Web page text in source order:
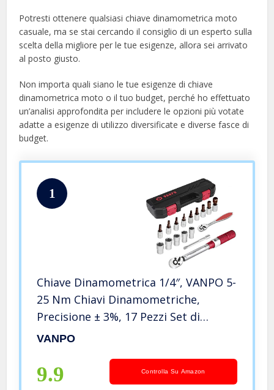
Potresti ottenere qualsiasi chiave dinamometrica moto
casuale, ma se stai cercando il consiglio di un esperto sulla
scelta della migliore per le tue esigenze, allora sei arrivato
al posto giusto.
Non importa quali siano le tue esigenze di chiave
dinamometrica moto o il tuo budget, perché ho effettuato
un’analisi approfondita per includere le opzioni più votate
adatte a esigenze di utilizzo diversificate e diverse fasce di
budget.
1
Chiave Dinamometrica 1/4″, VANPO 5-
25 Nm Chiavi Dinamometriche,
Precisione ± 3%, 17 Pezzi Set di
Manutenzione per Moto e Bici con
Chiave, Allen e Torx, Presa Esagonale
VANPO
9.9 Controlla Su Amazon